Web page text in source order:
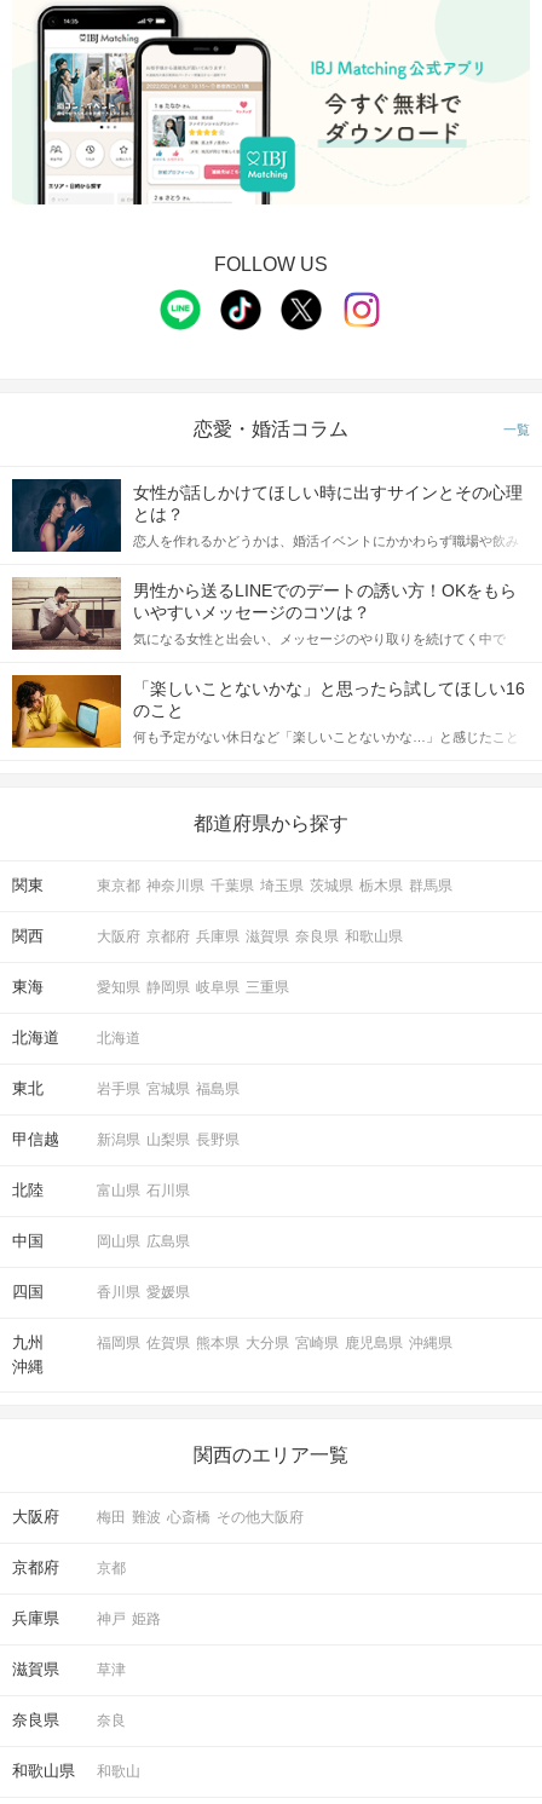
FOLLOW US
恋愛・婚活コラム 一覧
女性が話しかけてほしい時に出すサインとその心理
とは？
恋人を作れるかどうかは、婚活イベントにかかわらず職場や飲み
てアプローチできるかにも左右されます。 これから恋人作りを本
格的に始めようとしている方は、女性が異性を求めて出すサイン
をしっかりと理解し、正しい行動に移せるかどうかが重要。 この
記事では、女性が話しかけて欲しい時に出すサインとその心理を
合にどのような行動に繋げるべきかをご紹介していきます。
男性から送るLINEでのデートの誘い方！OKをもら
いやすいメッセージのコツは？
気になる女性と出会い、メッセージのやり取りを続けてく中で
しかし、中には「どう誘ったらいいの？」とお困りの男性もいら
っしゃるのではないでしょうか。 そこで今回は、男性から女性へ
送るLINEでのデートの誘い方のコツをご紹介します。例文も混じ
えながら解説するので、ぜひ参考にしてください。
「楽しいことないかな」と思ったら試してほしい16
のこと
何も予定がない休日など「楽しいことないかな…」と感じたこと
の楽しいことアイデアを集めました♪ いままさに楽しいことを探し
都道府県から探す
関東 東京都 神奈川県 千葉県 埼玉県 茨城県 栃木県 群馬県
関西 大阪府 京都府 兵庫県 滋賀県 奈良県 和歌山県
東海 愛知県 静岡県 岐阜県 三重県
北海道 北海道
東北 岩手県 宮城県 福島県
甲信越 新潟県 山梨県 長野県
北陸 富山県 石川県
中国 岡山県 広島県
四国 香川県 愛媛県
九州
沖縄
福岡県 佐賀県 熊本県 大分県 宮崎県 鹿児島県 沖縄県
関西のエリア一覧
大阪府 梅田 難波 心斎橋 その他大阪府
京都府 京都
兵庫県 神戸 姫路
滋賀県 草津
奈良県 奈良
和歌山県 和歌山